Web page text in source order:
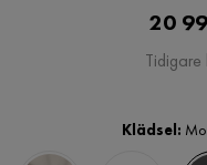
20
Klädsel: